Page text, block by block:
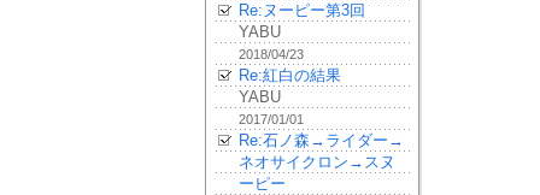
Re:ヌーピー第3回
YABU
2018/04/23
Re:紅白の結果
YABU
2017/01/01
Re:石ノ森→ライダー→
ネオサイクロン→スヌ
ーピー